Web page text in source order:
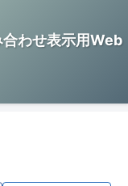
わせ表示用Web